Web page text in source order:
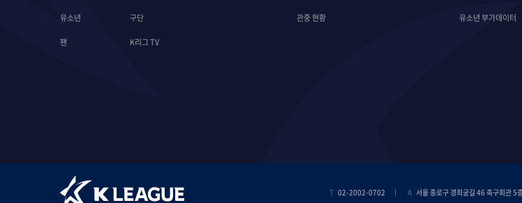
유소년
팬
구단
K리그 TV
관중 현황 유소년 부가데이터
T 02-2002-0702 A 서울 종로구 경희궁길 46 축구회관 5